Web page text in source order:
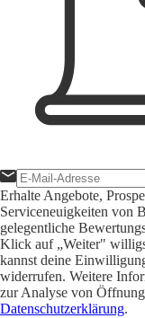
Erhalte Angebote,
Serviceneuigkeiten von
gelegentliche
Klick auf „Weiter"
kannst deine
widerrufen. Weitere
zur Analyse von
Datenschutzerklärung.